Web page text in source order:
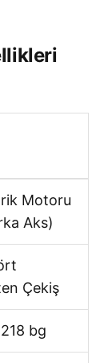
Motoru
Aks)
Çekiş
bg